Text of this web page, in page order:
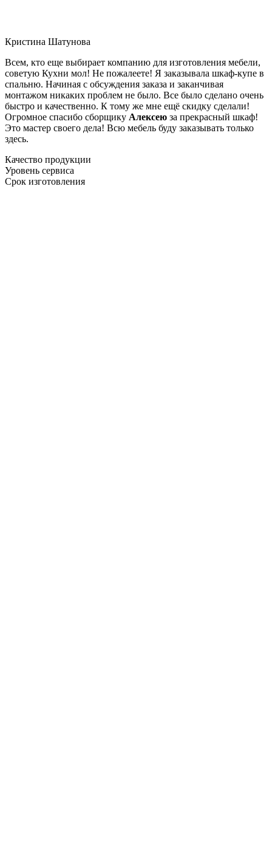
Кристина Шатунова
Всем, кто еще выбирает компанию для изготовления мебели,
советую Кухни мол! Не пожалеете! Я заказывала шкаф-купе в
спальню. Начиная с обсуждения заказа и заканчивая
монтажом никаких проблем не было. Все было сделано очень
быстро и качественно. К тому же мне ещё скидку сделали!
Огромное спасибо сборщику Алексею за прекрасный шкаф!
Это мастер своего дела! Всю мебель буду заказывать только
здесь.
Качество продукции
Уровень сервиса
Срок изготовления